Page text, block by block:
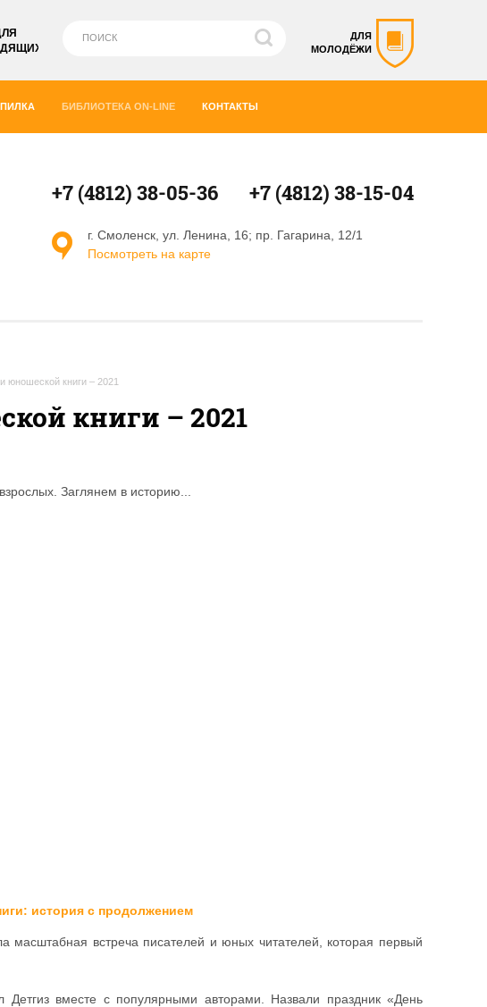
ДЛЯ
МОЛОДЁЖИ
БИБЛИОТЕКА ON-LINE КОНТАКТЫ
+7 (4812) 38-05-36 +7 (4812) 38-15-04
г. Смоленск, ул. Ленина, 16; пр. Гагарина, 12/1
Посмотреть на карте
юношеской книги – 2021
книги – 2021
Заглянем в историю...
история с продолжением
масштабная встреча писателей и юных читателей, которая первый
Детгиз вместе с популярными авторами. Назвали праздник «День